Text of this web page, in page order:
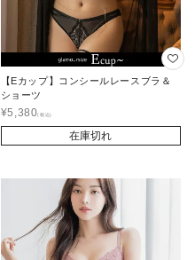
【Eカップ】コンシールレースブラ＆
ショーツ
¥5,380
在庫切れ